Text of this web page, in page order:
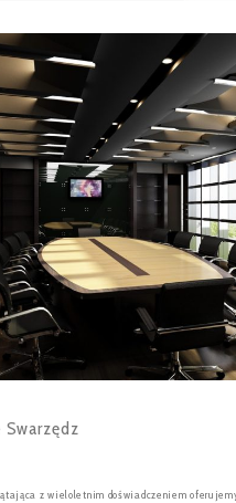
z wieloletnim doświadczeniem